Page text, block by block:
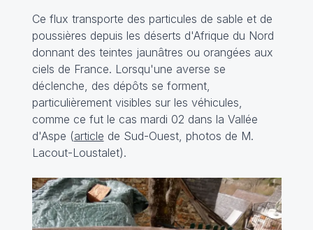
Ce flux transporte des particules de sable et de
poussières depuis les déserts d'Afrique du Nord
donnant des teintes jaunâtres ou orangées aux
ciels de France. Lorsqu'une averse se
déclenche, des dépôts se forment,
particulièrement visibles sur les véhicules,
comme ce fut le cas mardi 02 dans la Vallée
d'Aspe (article de Sud-Ouest, photos de M.
Lacout-Loustalet).